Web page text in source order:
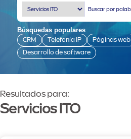
Búsquedas populares
CRM Telefonía IP
Páginas web
Desarrollo de software
Resultados para:
Servicios ITO